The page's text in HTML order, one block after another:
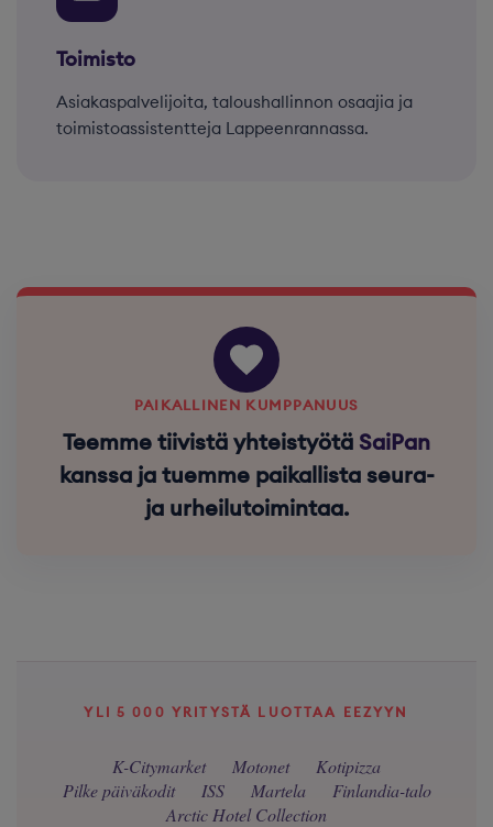
Toimisto
Asiakaspalvelijoita, taloushallinnon osaajia ja
toimistoassistentteja Lappeenrannassa.
PAIKALLINEN KUMPPANUUS
Teemme tiivistä yhteistyötä SaiPan
kanssa ja tuemme paikallista seura-
ja urheilutoimintaa.
YLI 5 000 YRITYSTÄ LUOTTAA EEZYYN
K-Citymarket Motonet
Kotipizza
Pilke päiväkodit
ISS Martela
Finlandia-talo
Arctic Hotel Collection